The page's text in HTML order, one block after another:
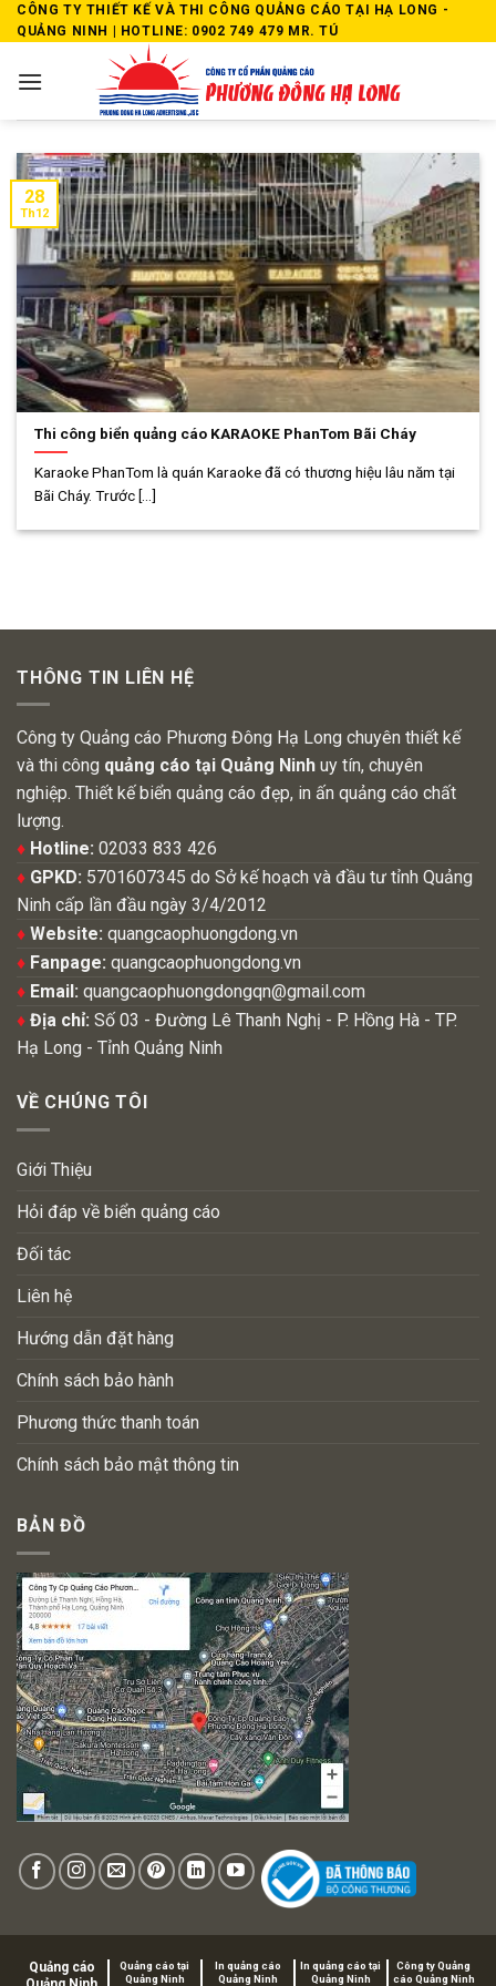
Skip
to
CÔNG TY THIẾT KẾ VÀ THI CÔNG QUẢNG CÁO TẠI HẠ LONG -
QUẢNG NINH | HOTLINE: 0902 749 479 MR. TÚ
Thi công biển quảng cáo KARAOKE PhanTom Bãi Cháy
Karaoke PhanTom là quán Karaoke đã có thương hiệu lâu năm tại
Bãi Cháy. Trước [...]
28
Th12
THÔNG TIN LIÊN HỆ
Công ty Quảng cáo Phương Đông Hạ Long chuyên thiết kế
và thi công quảng cáo tại Quảng Ninh uy tín, chuyên
nghiệp. Thiết kế biển quảng cáo đẹp, in ấn quảng cáo chất
lượng.
♦ Hotline: 02033 833 426
♦ GPKD: 5701607345 do Sở kế hoạch và đầu tư tỉnh Quảng
Ninh cấp lần đầu ngày 3/4/2012
♦ Website: quangcaophuongdong.vn
♦ Fanpage: quangcaophuongdong.vn
♦ Email: quangcaophuongdongqn@gmail.com
♦ Địa chỉ: Số 03 - Đường Lê Thanh Nghị - P. Hồng Hà - TP.
Hạ Long - Tỉnh Quảng Ninh
VỀ CHÚNG TÔI
Giới Thiệu
Hỏi đáp về biển quảng cáo
Đối tác
Liên hệ
Hướng dẫn đặt hàng
Chính sách bảo hành
Phương thức thanh toán
Chính sách bảo mật thông tin
BẢN ĐỒ
Quảng cáo
Quảng cáo tại
Quảng Ninh
In quảng cáo
Quảng Ninh
In quảng cáo tại
Quảng Ninh
Công ty Quảng
cáo Quảng Ninh